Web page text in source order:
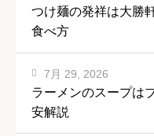
つけ麺の発祥は大勝
食べ方
ラーメンのスープは
安解説
7月 29, 2026